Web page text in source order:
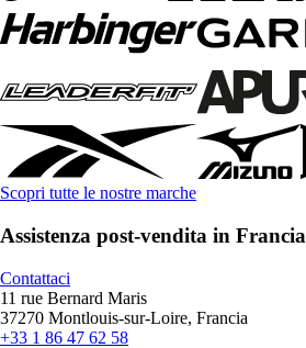
Scopri tutte le nostre marche
Assistenza post-vendita in Francia
Contattaci
11 rue Bernard Maris
37270 Montlouis-sur-Loire, Francia
+33 1 86 47 62 58